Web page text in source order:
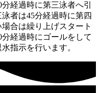
経過時に第三泳者へ引
者は45分経過時に第四
合は繰り上げスタート
経過時にゴールをして
指示を行います。